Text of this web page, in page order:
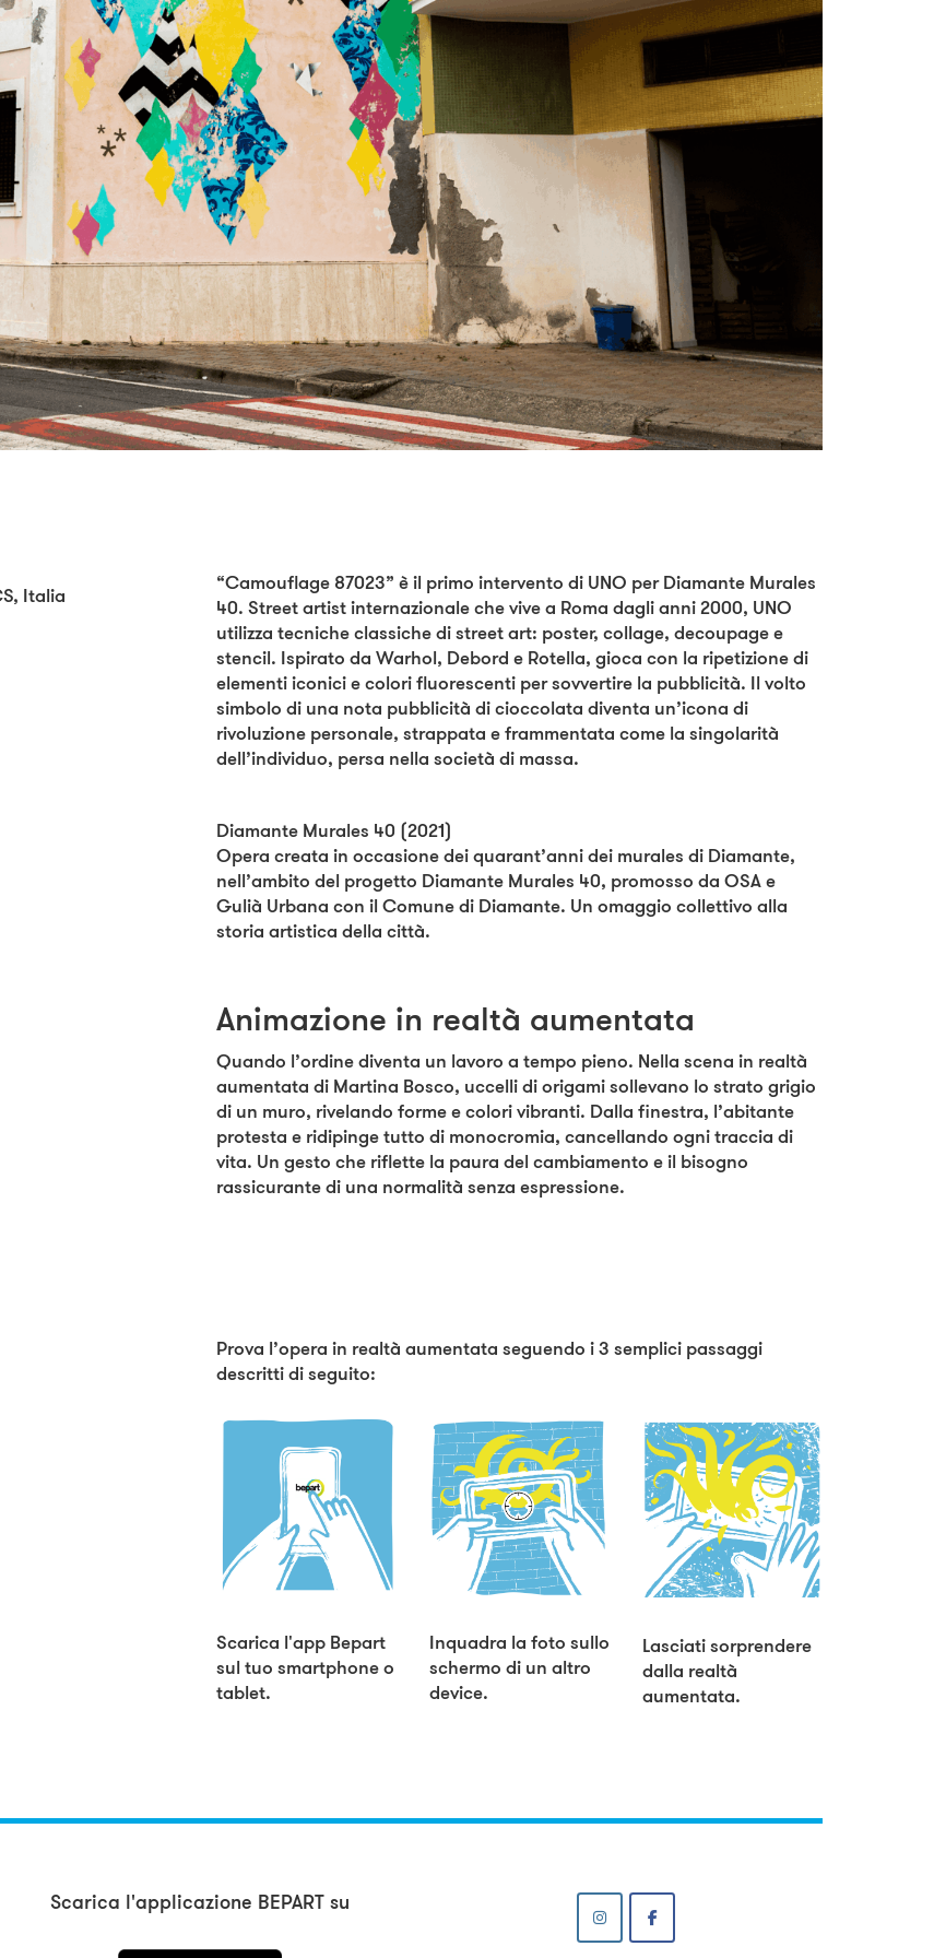
Italia
“Camouflage 87023” è il primo intervento di UNO per Diamante Murales
40. Street artist internazionale che vive a Roma dagli anni 2000, UNO
utilizza tecniche classiche di street art: poster, collage, decoupage e
stencil. Ispirato da Warhol, Debord e Rotella, gioca con la ripetizione di
elementi iconici e colori fluorescenti per sovvertire la pubblicità. Il volto
simbolo di una nota pubblicità di cioccolata diventa un’icona di
rivoluzione personale, strappata e frammentata come la singolarità
dell’individuo, persa nella società di massa.
Diamante Murales 40 (2021)
Opera creata in occasione dei quarant’anni dei murales di Diamante,
nell’ambito del progetto Diamante Murales 40, promosso da OSA e
Gulià Urbana con il Comune di Diamante. Un omaggio collettivo alla
storia artistica della città.
Animazione in realtà aumentata
Quando l’ordine diventa un lavoro a tempo pieno. Nella scena in realtà
aumentata di Martina Bosco, uccelli di origami sollevano lo strato grigio
di un muro, rivelando forme e colori vibranti. Dalla finestra, l’abitante
protesta e ridipinge tutto di monocromia, cancellando ogni traccia di
vita. Un gesto che riflette la paura del cambiamento e il bisogno
rassicurante di una normalità senza espressione.
Prova l’opera in realtà aumentata seguendo i 3 semplici passaggi
descritti di seguito:
Scarica l'app Bepart
sul tuo smartphone o
tablet.
Inquadra la foto sullo
schermo di un altro
device.
Lasciati sorprendere
dalla realtà
aumentata.
Scarica l'applicazione BEPART su